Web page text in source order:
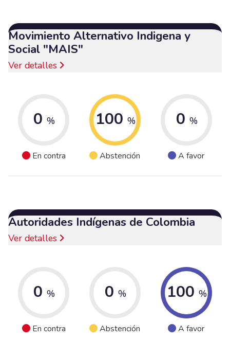
Movimiento Alternativo Indigena y
Social "MAIS"
Ver detalles
0 %
En contra
100 %
Abstención
0 %
A favor
Autoridades Indígenas de Colombia
Ver detalles
0 %
En contra
0 %
Abstención
100 %
A favor